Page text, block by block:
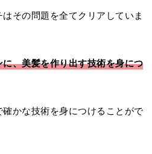
その問題を全てクリアしていま
、美髪を作り出す技術を身につ
かな技術を身につけることがで